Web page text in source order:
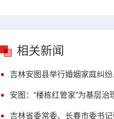
相关新闻
吉林安图县举行婚姻家庭纠
安图：“楼栋红管家”为基层治
吉林省委常委、长春市委书